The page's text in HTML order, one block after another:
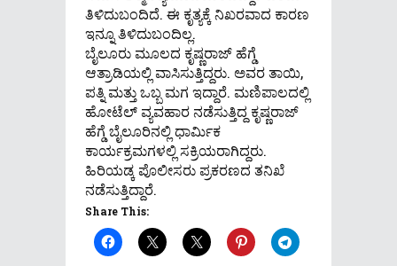
ತಿಳಿದುಬಂದಿದೆ. ಈ ಕೃತ್ಯಕ್ಕೆ ನಿಖರವಾದ ಕಾರಣ
ಇನ್ನೂ ತಿಳಿದುಬಂದಿಲ್ಲ.
ಬೈಲೂರು ಮೂಲದ ಕೃಷ್ಣರಾಜ್ ಹೆಗ್ಡೆ
ಆತ್ರಾಡಿಯಲ್ಲಿ ವಾಸಿಸುತ್ತಿದ್ದರು. ಅವರ ತಾಯಿ,
ಪತ್ನಿ ಮತ್ತು ಒಬ್ಬ ಮಗ ಇದ್ದಾರೆ. ಮಣಿಪಾಲದಲ್ಲಿ
ಹೋಟೆಲ್ ವ್ಯವಹಾರ ನಡೆಸುತ್ತಿದ್ದ ಕೃಷ್ಣರಾಜ್
ಹೆಗ್ಡೆ ಬೈಲೂರಿನಲ್ಲಿ ಧಾರ್ಮಿಕ
ಕಾರ್ಯಕ್ರಮಗಳಲ್ಲಿ ಸಕ್ರಿಯರಾಗಿದ್ದರು.
ಹಿರಿಯಡ್ಕ ಪೊಲೀಸರು ಪ್ರಕರಣದ ತನಿಖೆ
ನಡೆಸುತ್ತಿದ್ದಾರೆ.
Share This: